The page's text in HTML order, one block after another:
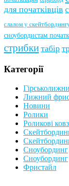
для початківців
слалом у
сноубордистам
стрибки табір
Категорії
Лижний
Новини
Ролики
Роликові
Сноубординг
Сноубординг
Фристайл